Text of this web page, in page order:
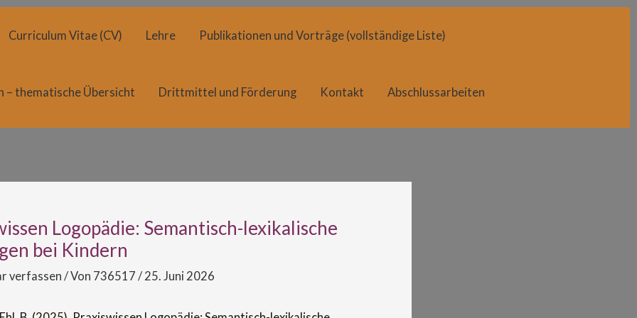
Curriculum Vitae (CV) Lehre Publikationen und Vorträge (vollständige Liste)
– thematische Übersicht Drittmittel und Förderung Kontakt Abschlussarbeiten
Logopädie: Semantisch-lexikalische
bei Kindern
verfassen/ Von 736517 / 25. Juni 2026